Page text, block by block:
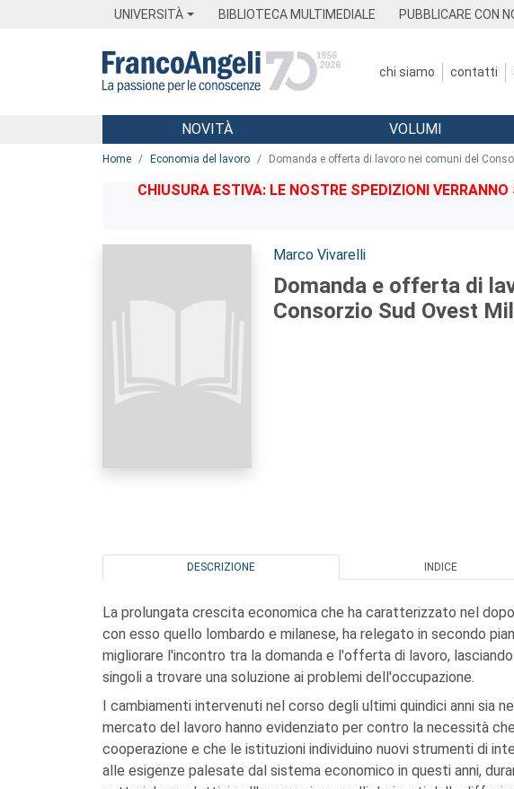
UNIVERSITÀ BIBLIOTECA MULTIMEDIALE PUBBLICARE CON
chi siamo contatti
Menu
NOVITÀ VOLUMI
Home Economia del lavoro Domanda e offerta di lavoro nei comuni del
CHIUSURA ESTIVA: LE NOSTRE SPEDIZIONI
Autori:
Marco Vivarelli
Domanda e offerta di
Consorzio Sud Ovest
DESCRIZIONE INDICE
La prolungata crescita economica che ha caratterizzato nel
con esso quello lombardo e milanese, ha relegato in secondo
migliorare l'incontro tra la domanda e l'offerta di lavoro,
singoli a trovare una soluzione ai problemi dell'occupazione.
I cambiamenti intervenuti nel corso degli ultimi quindici anni sia
mercato del lavoro hanno evidenziato per contro la necessità
cooperazione e che le istituzioni individuino nuovi strumenti di
alle esigenze palesate dal sistema economico in questi anni,